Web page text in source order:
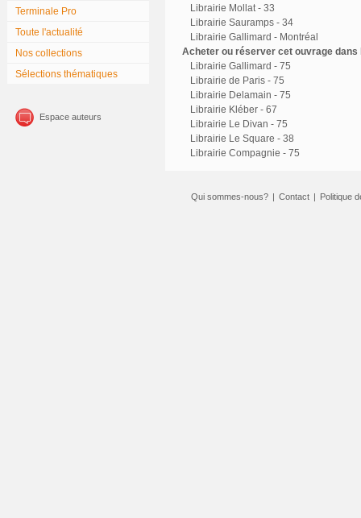
Terminale Pro
Toute l'actualité
Nos collections
Sélections thématiques
Espace auteurs
Librairie Mollat - 33
Librairie Sauramps - 34
Librairie Gallimard - Montréal
Acheter ou réserver cet ouvrage
Librairie Gallimard - 75
Librairie de Paris - 75
Librairie Delamain - 75
Librairie Kléber - 67
Librairie Le Divan - 75
Librairie Le Square - 38
Librairie Compagnie - 75
Qui sommes-nous? | Contact | Politique